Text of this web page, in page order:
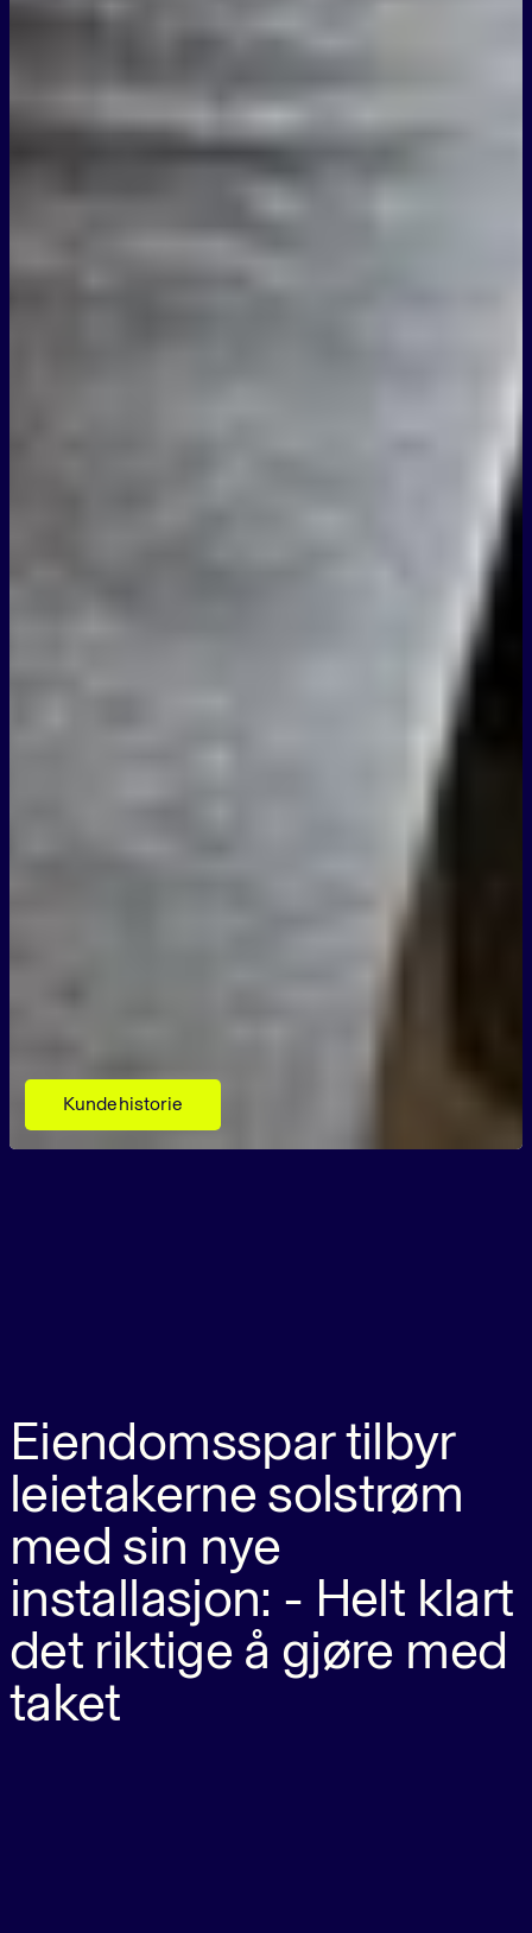
Kundehistorie
Eiendomsspar tilbyr
leietakerne solstrøm
med sin nye
installasjon: - Helt klart
det riktige å gjøre med
taket